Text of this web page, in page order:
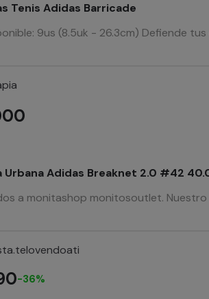
Tenis Adidas Barricade
9us (8.5uk - 26.3cm) Defiende
Urbana Adidas Breaknet 2.0 #42
a monitashop monitosoutlet.
-36%